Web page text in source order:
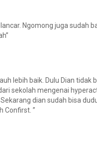
Ngomong juga sudah
lebih baik. Dulu Dian
sekolah mengenai
dian sudah bisa
Confirst. ”